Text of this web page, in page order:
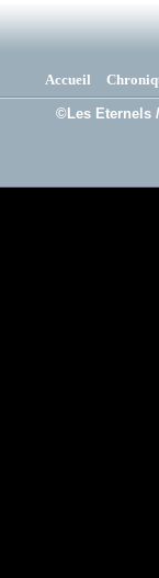
Accueil
©Les Eternels